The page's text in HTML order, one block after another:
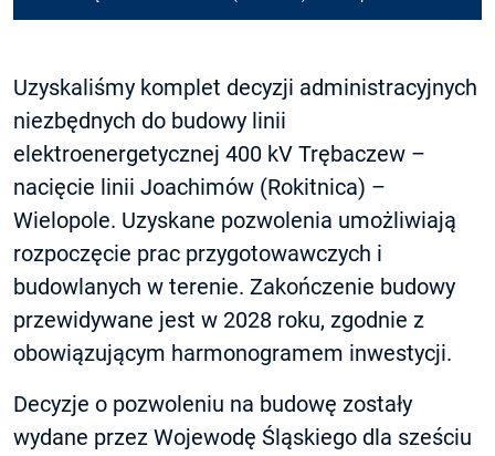
Uzyskaliśmy komplet decyzji administracyjnych
niezbędnych do budowy linii
elektroenergetycznej 400 kV Trębaczew –
nacięcie linii Joachimów (Rokitnica) –
Wielopole. Uzyskane pozwolenia umożliwiają
rozpoczęcie prac przygotowawczych i
budowlanych w terenie. Zakończenie budowy
przewidywane jest w 2028 roku, zgodnie z
obowiązującym harmonogramem inwestycji.
Decyzje o pozwoleniu na budowę zostały
wydane przez Wojewodę Śląskiego dla sześciu